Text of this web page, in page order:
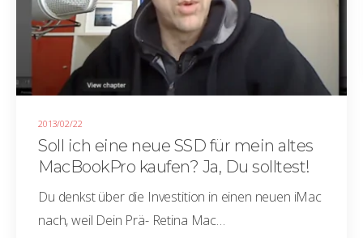
2013/02/22
Soll ich eine neue SSD für mein altes
MacBookPro kaufen? Ja, Du solltest!
Du denkst über die Investition in einen neuen iMac
nach, weil Dein Prä- Retina Mac…